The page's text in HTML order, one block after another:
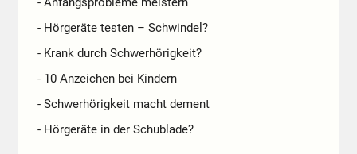
- Hörgeräte testen – Schwindel?
- Krank durch Schwerhörigkeit?
- 10 Anzeichen bei Kindern
- Schwerhörigkeit macht dement
- Hörgeräte in der Schublade?